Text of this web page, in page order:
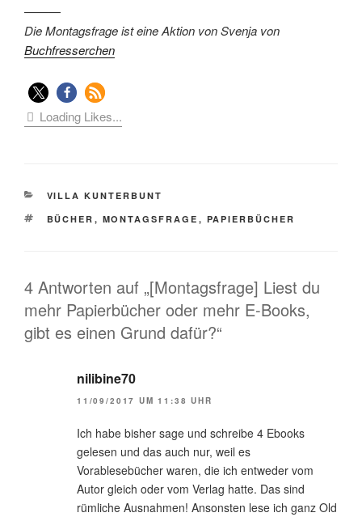
———
Die Montagsfrage ist eine Aktion von Svenja von
Buchfresserchen
Loading Likes...
KATEGORIEN
VILLA KUNTERBUNT
SCHLAGWÖRTER
BÜCHER , MONTAGSFRAGE , PAPIERBÜCHER
4 Antworten auf „[Montagsfrage] Liest du
mehr Papierbücher oder mehr E-Books,
gibt es einen Grund dafür?“
nilibine70
11/09/2017 UM 11:38 UHR
Ich habe bisher sage und schreibe 4 Ebooks
gelesen und das auch nur, weil es
Vorablesebücher waren, die ich entweder vom
Autor gleich oder vom Verlag hatte. Das sind
rümliche Ausnahmen! Ansonsten lese ich ganz Old